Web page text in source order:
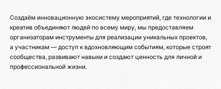
Создаём инновационную экосистему мероприятий, где технологии и
креатив объединяют людей по всему миру, мы предоставляем
организаторам инструменты для реализации уникальных проектов,
а участникам — доступ к вдохновляющим событиям, которые строят
сообщества, развивают навыки и создают ценность для личной и
профессиональной жизни.